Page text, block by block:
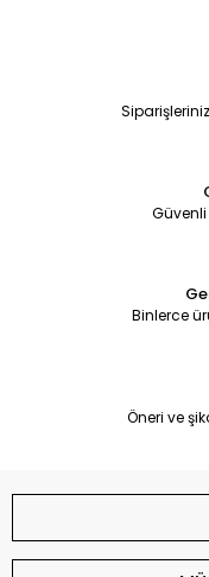
Binlerce
Öneri ve